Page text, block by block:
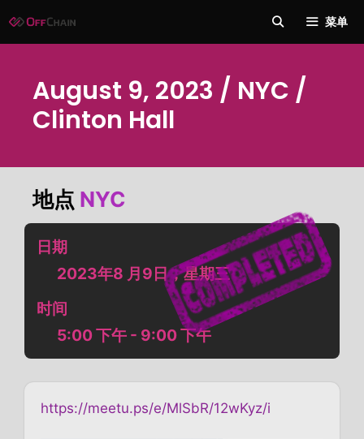
至
菜单
August 9, 2023 / NYC /
Clinton Hall
地点 NYC
日期
2023年8 月9日，星期三
时间
5:00 下午 - 9:00 下午
https://meetu.ps/e/MlSbR/12wKyz/i